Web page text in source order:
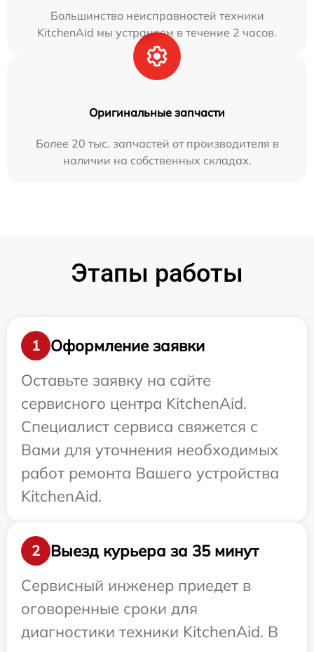
Большинство неисправностей техники
KitchenAid мы устраняем в течение 2 часов.
Оригинальные запчасти
Более 20 тыс. запчастей от производителя в
наличии на собственных складах.
Этапы работы
1
Оформление заявки
Оставьте заявку на сайте
сервисного центра KitchenAid.
Специалист сервиса свяжется с
Вами для уточнения необходимых
работ ремонта Вашего устройства
KitchenAid.
2
Выезд курьера за 35 минут
Сервисный инженер приедет в
оговоренные сроки для
диагностики техники KitchenAid. В